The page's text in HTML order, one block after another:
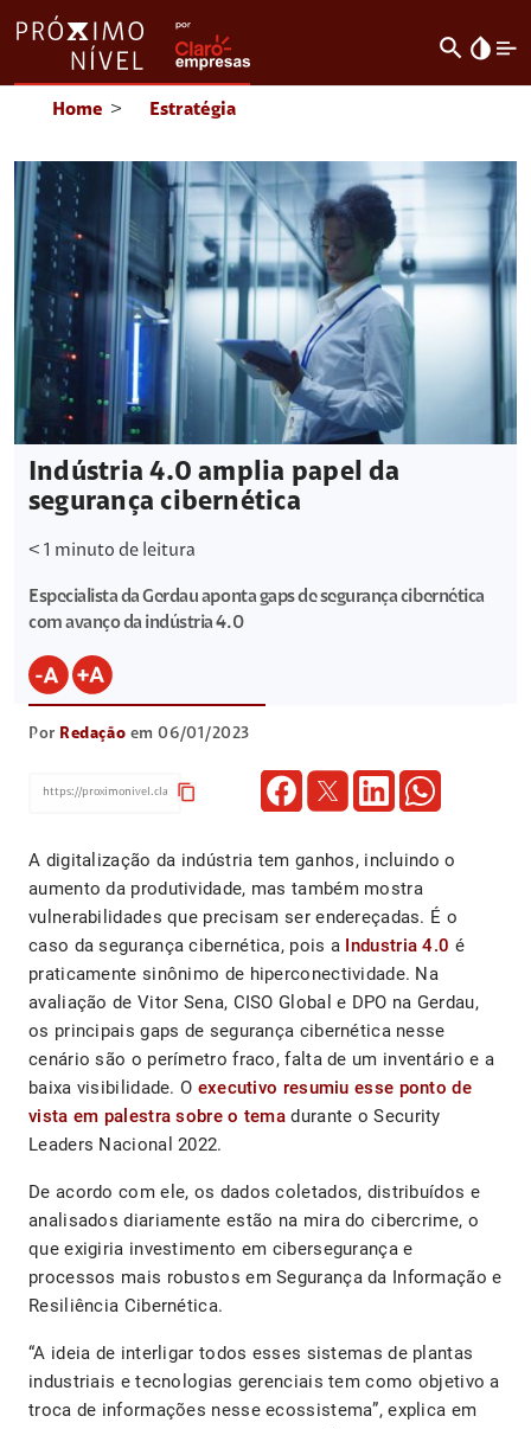
search invert_colors
Home > Estratégia
Indústria 4.0 amplia papel da
segurança cibernética
< 1 minuto de leitura
Especialista da Gerdau aponta gaps de segurança cibernética
com avanço da indústria 4.0
Por Redação em 06/01/2023
content_copy
A digitalização da indústria tem ganhos, incluindo o
aumento da produtividade, mas também mostra
vulnerabilidades que precisam ser endereçadas. É o
caso da segurança cibernética, pois a Industria 4.0 é
praticamente sinônimo de hiperconectividade. Na
avaliação de Vitor Sena, CISO Global e DPO na Gerdau,
os principais gaps de segurança cibernética nesse
cenário são o perímetro fraco, falta de um inventário e a
baixa visibilidade. O executivo resumiu esse ponto de
vista em palestra sobre o tema durante o Security
Leaders Nacional 2022.
De acordo com ele, os dados coletados, distribuídos e
analisados diariamente estão na mira do cibercrime, o
que exigiria investimento em cibersegurança e
processos mais robustos em Segurança da Informação e
Resiliência Cibernética.
“A ideia de interligar todos esses sistemas de plantas
industriais e tecnologias gerenciais tem como objetivo a
troca de informações nesse ecossistema”, explica em